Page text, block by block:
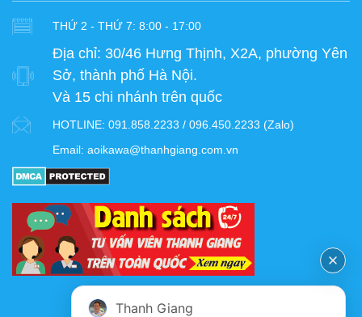
THỨ 2 - THỨ 7: 8:00 - 17:00
Địa chỉ: 30/46 Hưng Thịnh, X2A, phường Yên
Sở, thành phố Hà Nội.
Và 15 chi nhánh trên quốc
HOTLINE: 091.858.2233 / 096.450.2233 (Zalo)
Email: aoikawa@thanhgiang.com.vn
Thanh Giang